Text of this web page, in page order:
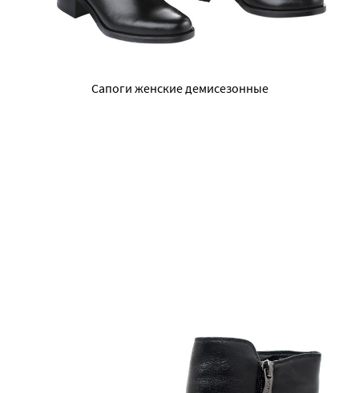
Сапоги женские демисезонные